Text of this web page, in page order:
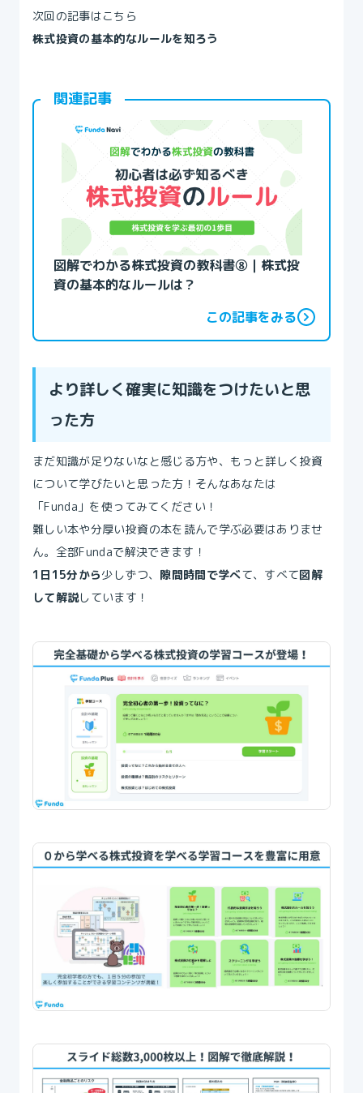
次回の記事はこちら
株式投資の基本的なルールを知ろう
関連記事
図解でわかる株式投資の教科書⑧｜株式投
資の基本的なルールは？
この記事をみる
より詳しく確実に知識をつけたいと思
った方
まだ知識が足りないなと感じる方や、もっと詳しく投資
について学びたいと思った方！そんなあなたは
「Funda」を使ってみてください！
難しい本や分厚い投資の本を読んで学ぶ必要はありませ
ん。全部Fundaで解決できます！
1日15分から少しずつ、 隙間時間で学べて、すべて図解
して解説しています！